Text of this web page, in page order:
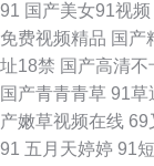
91 国产美女91视频
免费视频精品 国产
址18禁 国产高清不
国产青青青草 91草
产嫩草视频在线 69
91 五月天婷婷 91